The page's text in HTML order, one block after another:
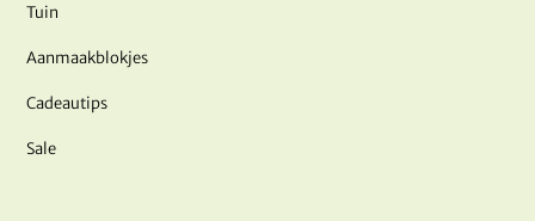
Tuin
Aanmaakblokjes
Cadeautips
Sale